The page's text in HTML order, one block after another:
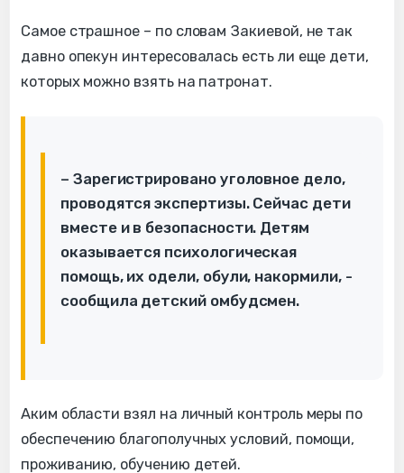
Самое страшное – по словам Закиевой, не так
давно опекун интересовалась есть ли еще дети,
которых можно взять на патронат.
– Зарегистрировано уголовное дело,
проводятся экспертизы. Сейчас дети
вместе и в безопасности. Детям
оказывается психологическая
помощь, их одели, обули, накормили, -
сообщила детский омбудсмен.
Аким области взял на личный контроль меры по
обеспечению благополучных условий, помощи,
проживанию, обучению детей.